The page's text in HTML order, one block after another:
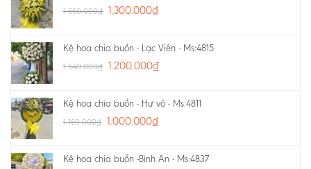
1.550.000₫ 1.300.000₫
Kệ hoa chia buồn - Lạc Viên - Ms:4815
1.540.000₫ 1.200.000₫
Kệ hoa chia buồn - Hư vô - Ms:4811
1.150.000₫ 1.000.000₫
Kệ hoa chia buồn -Bình An - Ms:4837